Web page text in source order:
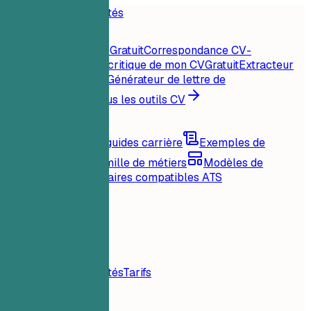
Fonctionnalités
Score CV instantanéGratuitCorrespondance CV-
Analyse critique de mon CVGratuitExtracteur
Générateur de lettre de
Tous les outils CV
Conseils et guides carrière
Exemples de
Parcourir par famille de métiers
Modèles de
Mises en page claires compatibles ATS
FonctionnalitésTarifs